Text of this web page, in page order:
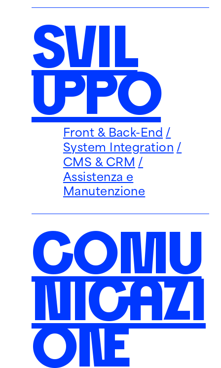
Siti web
Campagne di Comunicazione
Social Media Marketing Spot Video
Visual identity Landing page builder
SVIL
UPPO
Front & Back-End
System Integration
CMS & CRM
Assistenza e
Manutenzione
COMU
NICAZI
ONE